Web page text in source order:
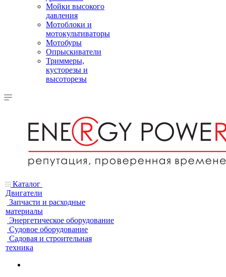
Мойки высокого
давления
Мотоблоки и
мотокультиваторы
Мотобуры
Опрыскиватели
Триммеры,
кусторезы и
высоторезы
Каталог
Двигатели
Запчасти и расходные
материалы
Энергетическое оборудование
Судовое оборудование
Садовая и строительная
техника